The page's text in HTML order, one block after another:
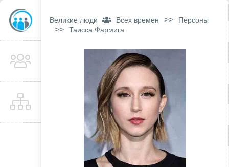
Великие люди Всех времен >> Персоны
>> Таисса Фармига